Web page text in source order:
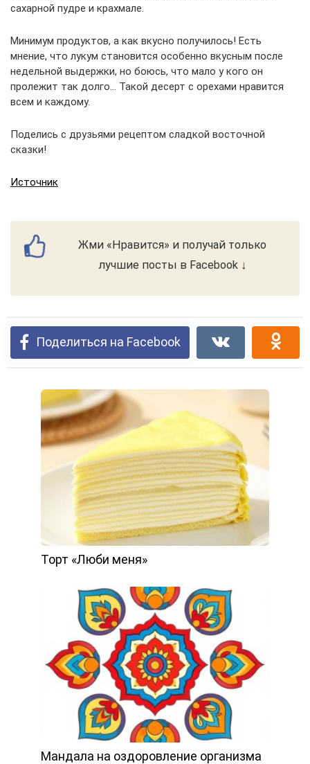
сахарной пудре и крахмале.
Минимум продуктов, а как вкусно получилось! Есть
мнение, что лукум становится особенно вкусным после
недельной выдержки, но боюсь, что мало у кого он
пролежит так долго… Такой десерт с орехами нравится
всем и каждому.
Поделись с друзьями рецептом сладкой восточной
сказки!
Источник
Жми «Нравится» и получай только
лучшие посты в Facebook ↓
Поделиться на Facebook
Торт «Люби меня»
Мандала на оздоровление организма